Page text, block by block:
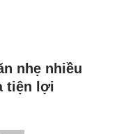
nhẹ nhiều
tiện lợi